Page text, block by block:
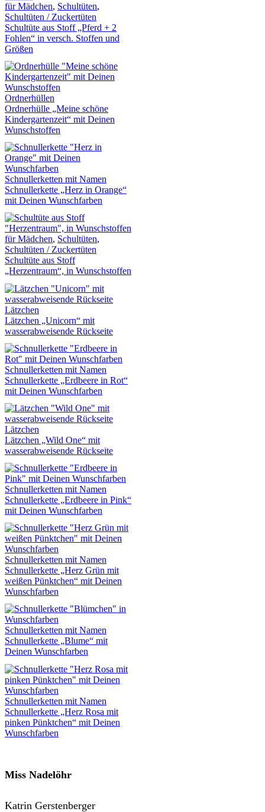
für Mädchen, Schultüten,
Schultüten / Zuckertüten
Schultüte aus Stoff „Pferd + 2
Fohlen“ in versch. Stoffen und
Größen
Ordnerhüllen
Ordnerhülle „Meine schöne
Kindergartenzeit“ mit Deinen
Wunschstoffen
Schnullerketten mit Namen
Schnullerkette „Herz in Orange“
mit Deinen Wunschfarben
für Mädchen, Schultüten,
Schultüten / Zuckertüten
Schultüte aus Stoff
„Herzentraum“, in Wunschstoffen
Lätzchen
Lätzchen „Unicorn“ mit
wasserabweisende Rückseite
Schnullerketten mit Namen
Schnullerkette „Erdbeere in Rot“
mit Deinen Wunschfarben
Lätzchen
Lätzchen „Wild One“ mit
wasserabweisende Rückseite
Schnullerketten mit Namen
Schnullerkette „Erdbeere in Pink“
mit Deinen Wunschfarben
Schnullerketten mit Namen
Schnullerkette „Herz Grün mit
weißen Pünktchen“ mit Deinen
Wunschfarben
Schnullerketten mit Namen
Schnullerkette „Blume“ mit
Deinen Wunschfarben
Schnullerketten mit Namen
Schnullerkette „Herz Rosa mit
pinken Pünktchen“ mit Deinen
Wunschfarben
Miss Nadelöhr
Katrin Gerstenberger